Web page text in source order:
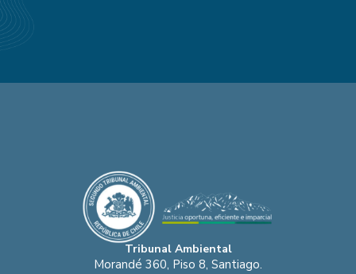
Tribunal Ambiental
Morandé 360, Piso 8, Santiago.